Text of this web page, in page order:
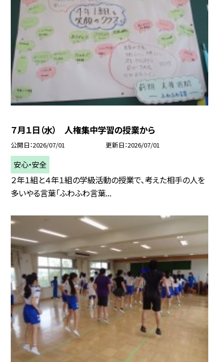
７月１日（水） 人権集中学習の授業から
公開日 2026/07/01 更新日 2026/07/01
安心・安全
２年１組と４年１組の学級活動の授業で、考えた相手の人を
多いやる言葉「ふわふわ言葉...